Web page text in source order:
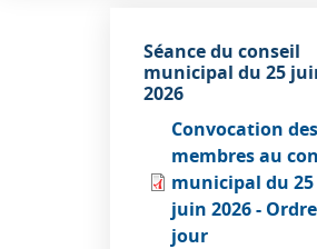
Séance du conseil
municipal du 25
2026
Convocation des
membres au
municipal du 25
juin 2026 -
jour